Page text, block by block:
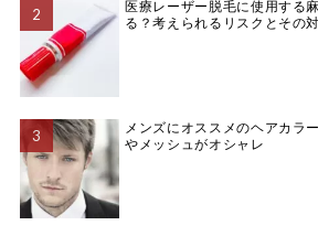
医療レーザー脱毛に使用する
る？考えられるリスクとその
メンズにオススメのヘアカラ
やメッシュがオシャレ